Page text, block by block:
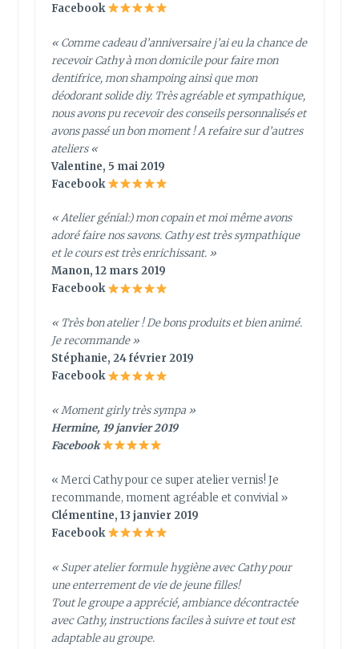
Facebook
« Comme cadeau d’anniversaire j’ai eu la chance de
recevoir Cathy à mon domicile pour faire mon
dentifrice, mon shampoing ainsi que mon
déodorant solide diy. Très agréable et sympathique,
nous avons pu recevoir des conseils personnalisés et
avons passé un bon moment ! A refaire sur d’autres
ateliers«
Valentine, 5 mai 2019
Facebook
« Atelier génial:) mon copain et moi même avons
adoré faire nos savons. Cathy est très sympathique
et le cours est très enrichissant. »
Manon, 12 mars 2019
Facebook
« Très bon atelier ! De bons produits et bien animé.
Je recommande »
Stéphanie, 24 février 2019
Facebook
« Moment girly très sympa »
Hermine, 19 janvier 2019
Facebook
« Merci Cathy pour ce super atelier vernis! Je
recommande, moment agréable et convivial »
Clémentine, 13 janvier 2019
Facebook
« Super atelier formule hygiène avec Cathy pour
une enterrement de vie de jeune filles!
Tout le groupe a apprécié, ambiance décontractée
avec Cathy, instructions faciles à suivre et tout est
adaptable au groupe.